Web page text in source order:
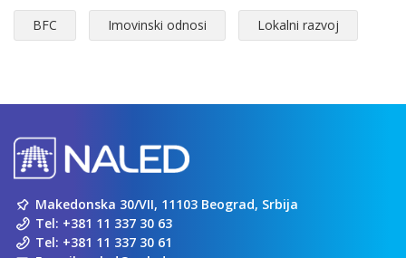
BFC Imovinski odnosi Lokalni razvoj
Makedonska 30/VII, 11103 Beograd, Srbija
Tel: +381 11 337 30 63
Tel: +381 11 337 30 61